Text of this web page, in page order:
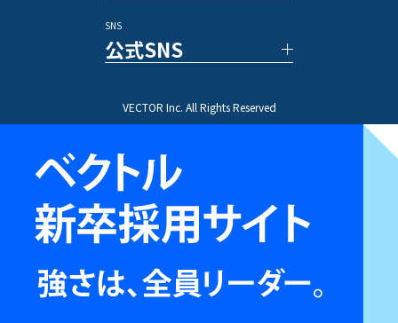
文字で読む社員インタビュー
動画で知る先輩社員
SNS
公式SNS
Instagram
VECTOR Inc. All Rights Reserved